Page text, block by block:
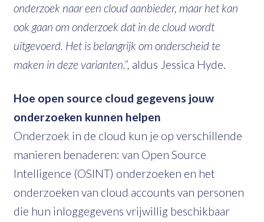
onderzoek naar een cloud aanbieder, maar het kan
ook gaan om onderzoek dat in de cloud wordt
uitgevoerd. Het is belangrijk om onderscheid te
maken in deze varianten.”, aldus Jessica Hyde.
Hoe open source cloud gegevens jouw
onderzoeken kunnen helpen
Onderzoek in de cloud kun je op verschillende
manieren benaderen: van Open Source
Intelligence (OSINT) onderzoeken en het
onderzoeken van cloud accounts van personen
die hun inloggegevens vrijwillig beschikbaar